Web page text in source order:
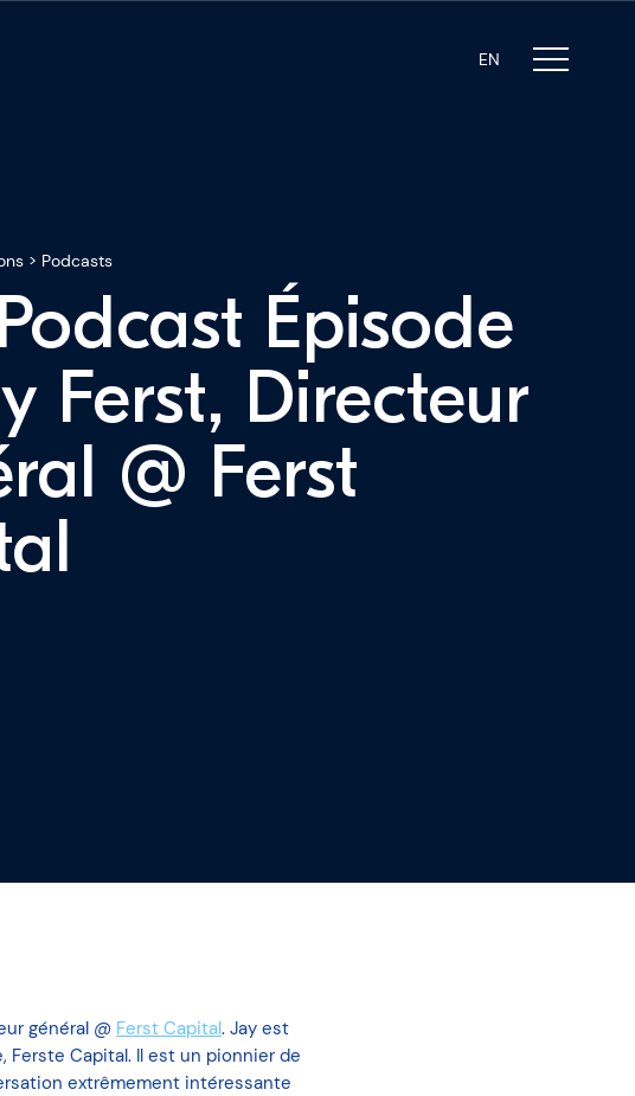
EN
> Podcasts
Épisode
Ferst, Directeur
@ Ferst
général @ Ferst Capital. Jay est
Capital. Il est un pionnier de
extrêmement intéressante